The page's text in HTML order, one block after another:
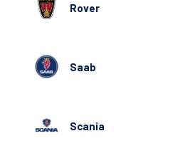
Rover
Saab
Scania